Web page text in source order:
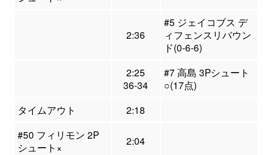
2:36
#5 ジェイコブス デ
ィフェンスリバウン
ド(0-6-6)
2:25
36-34
#7 高島 3Pシュート
○(17点)
タイムアウト
2:18
#50 フィリモン 2P
シュート×
2:04